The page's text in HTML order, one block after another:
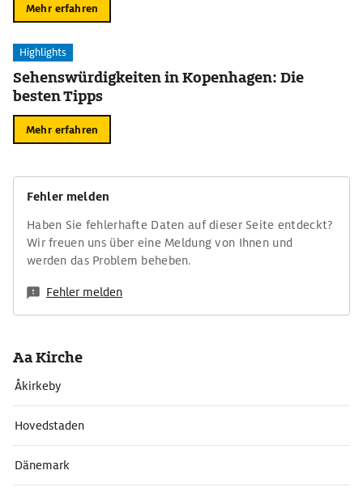
Mehr erfahren
Highlights
Sehenswürdigkeiten in Kopenhagen: Die
besten Tipps
Mehr erfahren
Fehler melden
Haben Sie fehlerhafte Daten auf dieser Seite entdeckt?
Wir freuen uns über eine Meldung von Ihnen und
werden das Problem beheben.
Fehler melden
Aa Kirche
Åkirkeby
Hovedstaden
Dänemark